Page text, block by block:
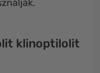
​​klinoptilolit